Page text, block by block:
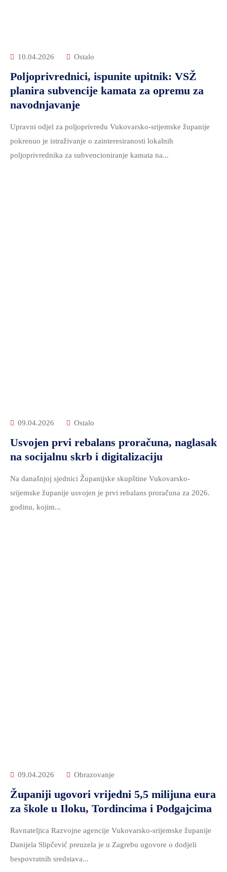
10.04.2026 Ostalo
Poljoprivrednici, ispunite upitnik: VSŽ
planira subvencije kamata za opremu za
navodnjavanje
Upravni odjel za poljoprivredu Vukovarsko-srijemske županije
pokrenuo je istraživanje o zainteresiranosti lokalnih
poljoprivrednika za subvencioniranje kamata na...
09.04.2026 Ostalo
Usvojen prvi rebalans proračuna, naglasak
na socijalnu skrb i digitalizaciju
Na današnjoj sjednici Županijske skupštine Vukovarsko-
srijemske županije usvojen je prvi rebalans proračuna za 2026.
godinu, kojim...
09.04.2026 Obrazovanje
Županiji ugovori vrijedni 5,5 milijuna eura
za škole u Iloku, Tordincima i Podgajcima
Ravnateljica Razvojne agencije Vukovarsko-srijemske županije
Danijela Slipčević preuzela je u Zagrebu ugovore o dodjeli
bespovratnih sredstava...